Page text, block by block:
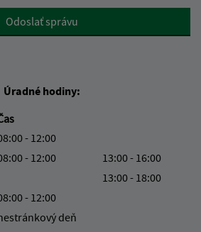
Odoslať správu
Úradné hodiny:
- 12:00
- 12:00
13:00 - 16:00
13:00 - 18:00
- 12:00
deň